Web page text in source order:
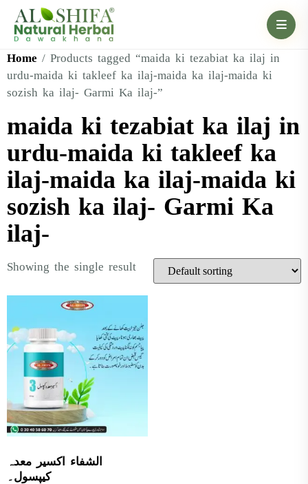
Home / Products tagged “maida ki tezabiat ka ilaj in
urdu-maida ki takleef ka ilaj-maida ka ilaj-maida ki
sozish ka ilaj- Garmi Ka ilaj-”
maida ki tezabiat ka ilaj in
urdu-maida ki takleef ka
ilaj-maida ka ilaj-maida ki
sozish ka ilaj- Garmi Ka
ilaj-
Showing the single result
الشفاء اکسیر معدہ
کیپسول۔